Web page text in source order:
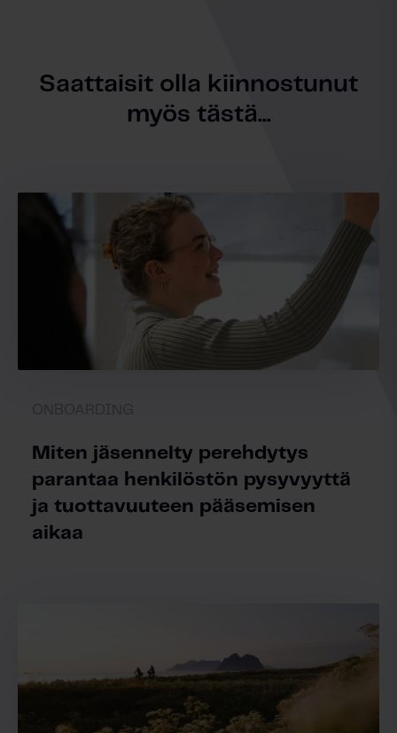
Saattaisit olla kiinnostunut
myös tästä...
Miten jäsennelty perehdytys
parantaa henkilöstön pysyvyyttä
ja tuottavuuteen pääsemisen
aikaa